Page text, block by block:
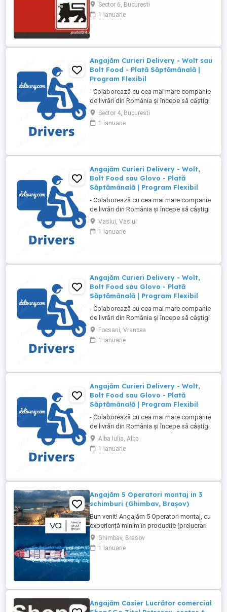
Responsabilități: - scanarea produselor
pe casa de marcat și încasarea
verificarea termenelor de valabilitate; -
menținerea ...
Sector 6, Bucuresti
1 ianuarie
Angajăm Curieri Delivery - Wolt sau
Bolt Food - Plată Săptămânală |
Program Flexibil
- Colaborează cu cea mai mare companie
de livrări din România și începe să câștigi
rapid! - Cerințe: Minim 18 ani Mijloc de
transport propriu (mașină, scuter,
motocicletă sau bicicletă) Telefon mobil
atractive ...
Sector 4, Bucuresti
1 ianuarie
Angajăm Curieri Delivery - Wolt,
Bolt Food sau Glovo - Plată
Săptămânală | Program Flexibil
- Colaborează cu cea mai mare companie
de livrări din România și începe să câștigi
rapid! - Cerințe: Minim 18 ani Mijloc de
transport propriu (mașină, scuter,
motocicletă sau bicicletă) Telefon mobil
atractive ...
Vaslui, Vaslui
1 ianuarie
Angajăm Curieri Delivery - Wolt,
Bolt Food sau Glovo - Plată
Săptămânală | Program Flexibil
- Colaborează cu cea mai mare companie
de livrări din România și începe să câștigi
rapid! - Cerințe: Minim 18 ani Mijloc de
transport propriu (mașină, scuter,
motocicletă sau bicicletă) Telefon mobil
atractive ...
Focsani, Vrancea
1 ianuarie
Angajăm Curieri Delivery - Wolt,
Bolt Food sau Glovo - Plată
Săptămânală | Program Flexibil
- Colaborează cu cea mai mare companie
de livrări din România și începe să câștigi
rapid! - Cerințe: Minim 18 ani Mijloc de
transport propriu (mașină, scuter,
motocicletă sau bicicletă) Telefon mobil
atractive ...
Alba Iulia, Alba
1 ianuarie
Angajăm 5 Operatori montaj in 3
schimburi (Ghimbav, Brașov)
Bun venit! Angajăm 5 Operatori montaj, cu
experiență minim în productie (prelucrari
prin aschiere). Căutăm persoane serioase,
dornice să învețe și să muncească, se va
oferi instruire la locul de muncă. Program:
Ghimbav, Brasov
1 ianuarie
Angajăm Casier Lucrător comercial